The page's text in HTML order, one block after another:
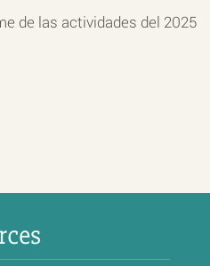
de las actividades del 2025